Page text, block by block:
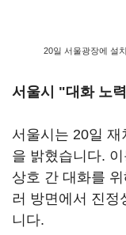
20일 서울광장에 설
서울시 "대화 노
서울시는 20일
을 밝혔습니다.
상호 간 대화를 위
러 방면에서 진정
니다.